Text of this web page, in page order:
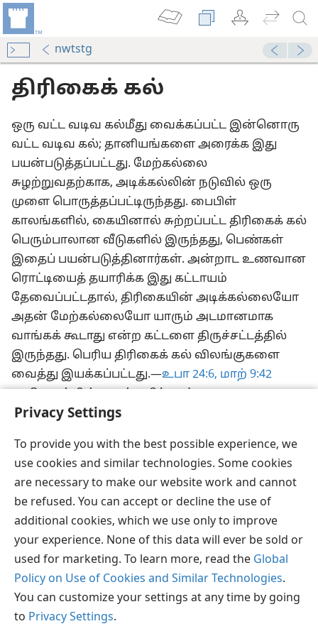
Privacy Settings
To provide you with the best possible experience, we
use cookies and similar technologies. Some cookies
are necessary to make our website work and cannot
be refused. You can accept or decline the use of
additional cookies, which we use only to improve
your experience. None of this data will ever be sold or
used for marketing. To learn more, read the Global
Policy on Use of Cookies and Similar Technologies.
You can customize your settings at any time by going
to Privacy Settings.
nwtstg
2004
2015
(ஆராய்ச்சிப் பதிப்பு)
திரிகைக் கல்
ஒரு வட்ட வடிவ கல்மீது வைக்கப்பட்ட இன்னொரு
வட்ட வடிவ கல்; தானியங்களை அரைக்க இது
பயன்படுத்தப்பட்டது. மேற்கல்லை
சுழற்றுவதற்காக, அடிக்கல்லின் நடுவில் ஒரு
முளை பொருத்தப்பட்டிருந்தது. பைபிள்
காலங்களில், கையினால் சுற்றப்பட்ட திரிகைக் கல்
பெரும்பாலான வீடுகளில் இருந்தது, பெண்கள்
இதைப் பயன்படுத்தினார்கள். அன்றாட உணவான
ரொட்டியைத் தயாரிக்க இது கட்டாயம்
தேவைப்பட்டதால், திரிகையின் அடிக்கல்லையோ
அதன் மேற்கல்லையோ யாரும் அடமானமாக
வாங்கக் கூடாது என்ற கட்டளை திருச்சட்டத்தில்
இருந்தது. பெரிய திரிகைக் கல் விலங்குகளை
வைத்து இயக்கப்பட்டது.—உபா 24:6, மாற் 9:42
தமிழ் பகிரவும்
விருப்பங்கள்
Copyright© 2026 Watch Tower Bible and Tract Society of Pennsylvania
விதிமுறைகள் தனியுரிமை ப்ரைவசி செட்டிங்